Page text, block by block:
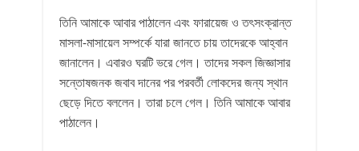
তিনি আমাকে আবার পাঠালেন এবং ফারায়েজ ও তৎসংক্রান্ত
মাসলা-মাসায়েল সম্পর্কে যারা জানতে চায় তাদেরকে আহ্বান
জানালেন। এবারও ঘরটি ভরে গেল। তাদের সকল জিজ্ঞাসার
সন্তোষজনক জবাব দানের পর পরবর্তী লোকদের জন্য স্থান
ছেড়ে দিতে বললেন। তারা চলে গেল। তিনি আমাকে আবার
পাঠালেন।